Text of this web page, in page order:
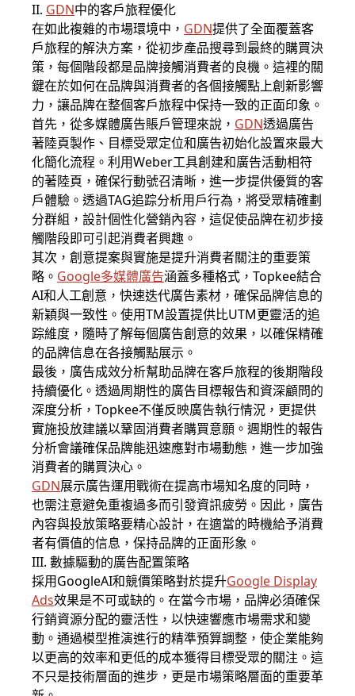
II. GDN中的客戶旅程優化
在如此複雜的市場環境中， GDN提供了全面覆蓋客
戶旅程的解決方案，從初步產品搜尋到最終的購買決
策，每個階段都是品牌接觸消費者的良機。這裡的關
鍵在於如何在品牌與消費者的各個接觸點上創新影響
力，讓品牌在整個客戶旅程中保持一致的正面印象。
首先，從多媒體廣告賬戶管理來說， GDN透過廣告
著陸頁製作、目標受眾定位和廣告初始化設置來最大
化簡化流程。利用Weber工具創建和廣告活動相符
的著陸頁，確保行動號召清晰，進一步提供優質的客
戶體驗。透過TAG追踪分析用戶行為，將受眾精確劃
分群組，設計個性化營銷內容，這促使品牌在初步接
觸階段即可引起消費者興趣。
其次，創意提案與實施是提升消費者關注的重要策
略。 Google多媒體廣告涵蓋多種格式，Topkee結合
AI和人工創意，快速迭代廣告素材，確保品牌信息的
新穎與一致性。使用TM設置提供比UTM更靈活的追
踪維度，隨時了解每個廣告創意的效果，以確保精確
的品牌信息在各接觸點展示。
最後，廣告成效分析幫助品牌在客戶旅程的後期階段
持續優化。透過周期性的廣告目標報告和資深顧問的
深度分析，Topkee不僅反映廣告執行情況，更提供
實施投放建議以鞏固消費者購買意願。週期性的報告
分析會議確保品牌能迅速應對市場動態，進一步加強
消費者的購買決心。
GDN展示廣告運用戰術在提高市場知名度的同時，
也需注意避免重複過多而引發資訊疲勞。因此，廣告
內容與投放策略要精心設計，在適當的時機給予消費
者有價值的信息，保持品牌的正面形象。
III. 數據驅動的廣告配置策略
採用GoogleAI和競價策略對於提升Google Display
Ads效果是不可或缺的。在當今市場，品牌必須確保
行銷資源分配的靈活性，以快速響應市場需求和變
動。通過模型推演進行的精準預算調整，使企業能夠
以更高的效率和更低的成本獲得目標受眾的關注。這
不只是技術層面的進步，更是市場策略層面的重要革